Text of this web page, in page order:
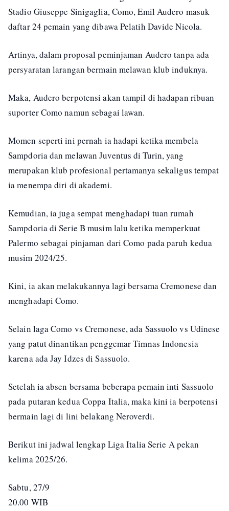
Stadio Giuseppe Sinigaglia, Como, Emil Audero masuk
daftar 24 pemain yang dibawa Pelatih Davide Nicola.
Artinya, dalam proposal peminjaman Audero tanpa ada
persyaratan larangan bermain melawan klub induknya.
Maka, Audero berpotensi akan tampil di hadapan ribuan
suporter Como namun sebagai lawan.
Momen seperti ini pernah ia hadapi ketika membela
Sampdoria dan melawan Juventus di Turin, yang
merupakan klub profesional pertamanya sekaligus tempat
ia menempa diri di akademi.
Kemudian, ia juga sempat menghadapi tuan rumah
Sampdoria di Serie B musim lalu ketika memperkuat
Palermo sebagai pinjaman dari Como pada paruh kedua
musim 2024/25.
Kini, ia akan melakukannya lagi bersama Cremonese dan
menghadapi Como.
Selain laga Como vs Cremonese, ada Sassuolo vs Udinese
yang patut dinantikan penggemar Timnas Indonesia
karena ada Jay Idzes di Sassuolo.
Setelah ia absen bersama beberapa pemain inti Sassuolo
pada putaran kedua Coppa Italia, maka kini ia berpotensi
bermain lagi di lini belakang Neroverdi.
Berikut ini jadwal lengkap Liga Italia Serie A pekan
kelima 2025/26.
Sabtu, 27/9
20.00 WIB